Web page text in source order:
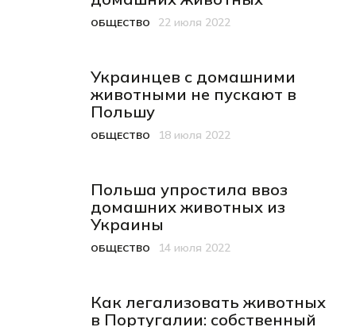
Категория
ОБЩЕСТВО
Дата публикации
22 июля 2022
Украинцев с домашними
животными не пускают в
Польшу
Категория
ОБЩЕСТВО
Дата публикации
18 июля 2022
Польша упростила ввоз
домашних животных из
Украины
Категория
ОБЩЕСТВО
Дата публикации
14 июля 2022
Как легализовать животных
в Португалии: собственный